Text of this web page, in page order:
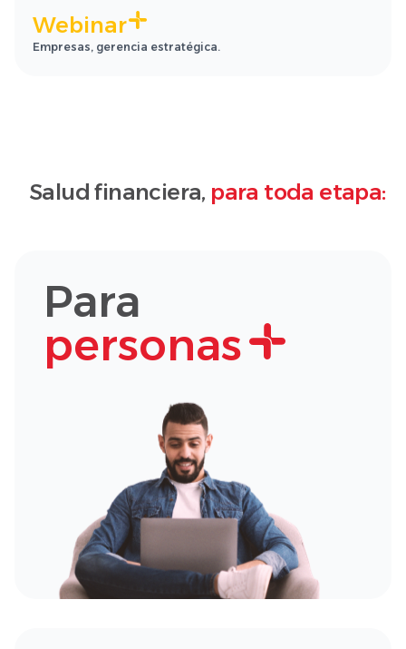
Webinar
Empresas, gerencia estratégica.
Salud financiera, para toda etapa:
Para
personas